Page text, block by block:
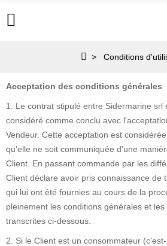
Conditions
Acceptation des conditions générales
1. Le contrat stipulé entre Sidermarine srl
considéré comme conclu avec
Vendeur. Cette acceptation est
qu'elle ne soit communiquée d'une
Client. En passant commande par les
Client déclare avoir pris connaissance de
qui lui ont été fournies au cours de la
pleinement les conditions générales et
transcrites ci-dessous.
2. Si le Client est un consommateur